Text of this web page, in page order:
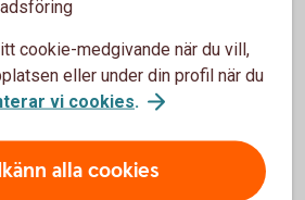
en wallet
sätt – i butik, appar och på nätet.
cookie-medgivande när du vill,
eller under din profil när du
vi cookies.
alla cookies